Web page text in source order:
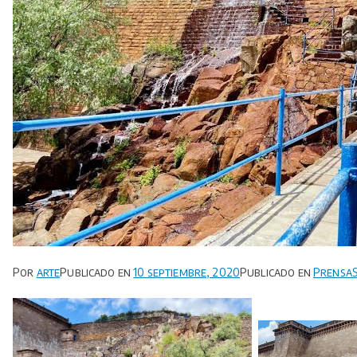
Por artePublicado en10 septiembre, 2020Publicado en Prensa